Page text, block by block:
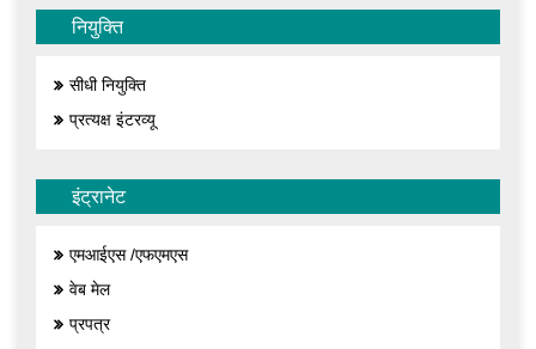
नियुक्ति
सीधी नियुक्ति
प्रत्यक्ष इंटरव्यू
इंट्रानेट
एमआईएस /एफएमएस
वेब मेल
प्रपत्र